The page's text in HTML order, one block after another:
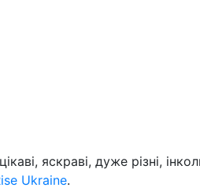
яскраві, дуже різні,
Ukraine.